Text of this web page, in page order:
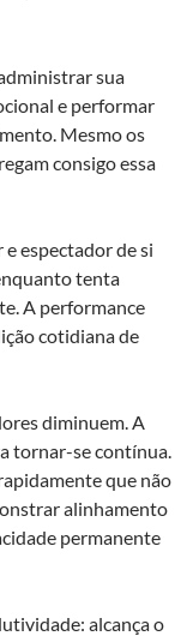
sua
e performar
Mesmo os
consigo essa
espectador de si
tenta
A performance
cotidiana de
diminuem. A
tornar-se contínua.
que não
alinhamento
permanente
alcança o